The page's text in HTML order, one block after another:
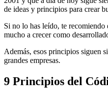
de ideas y principios para crear
Si no lo has leído, te recomiendo
mucho a crecer como
Además, esos principios siguen
grandes empresas.
9 Principios del